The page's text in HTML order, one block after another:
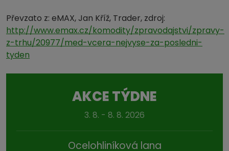
Převzato z: eMAX, Jan Kříž, Trader, zdroj:
http://www.emax.cz/komodity/zpravodajstvi/zpravy-
z-trhu/20977/med-vcera-nejvyse-za-posledni-
tyden
AKCE TÝDNE
3. 8. - 8. 8. 2026
Ocelohliníková lana